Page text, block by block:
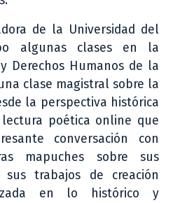
de la Universidad del
algunas clases en la
Derechos Humanos de la
clase magistral sobre la
la perspectiva histórica
poética online que
conversación con
mapuches sobre sus
sus trabajos de creación
en lo histórico y